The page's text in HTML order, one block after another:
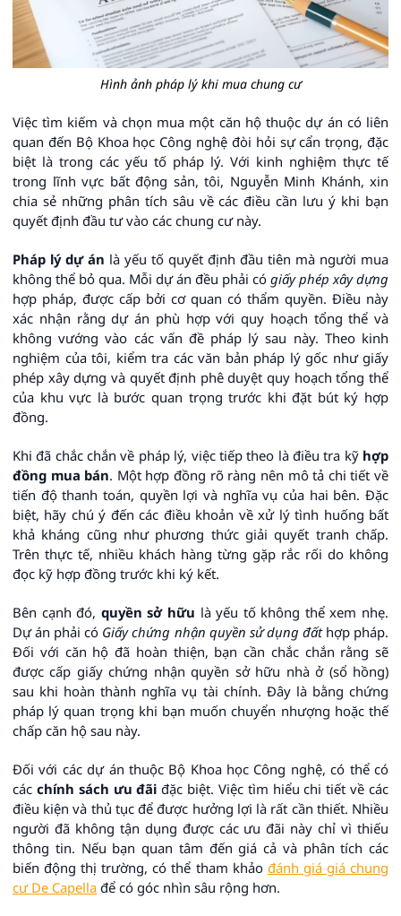
Hình ảnh pháp lý khi mua chung cư
Việc tìm kiếm và chọn mua một căn hộ thuộc dự án có liên
quan đến Bộ Khoa học Công nghệ đòi hỏi sự cẩn trọng, đặc
biệt là trong các yếu tố pháp lý. Với kinh nghiệm thực tế
trong lĩnh vực bất động sản, tôi, Nguyễn Minh Khánh, xin
chia sẻ những phân tích sâu về các điều cần lưu ý khi bạn
quyết định đầu tư vào các chung cư này.
Pháp lý dự án là yếu tố quyết định đầu tiên mà người mua
không thể bỏ qua. Mỗi dự án đều phải có giấy phép xây dựng
hợp pháp, được cấp bởi cơ quan có thẩm quyền. Điều này
xác nhận rằng dự án phù hợp với quy hoạch tổng thể và
không vướng vào các vấn đề pháp lý sau này. Theo kinh
nghiệm của tôi, kiểm tra các văn bản pháp lý gốc như giấy
phép xây dựng và quyết định phê duyệt quy hoạch tổng thể
của khu vực là bước quan trọng trước khi đặt bút ký hợp
đồng.
Khi đã chắc chắn về pháp lý, việc tiếp theo là điều tra kỹ hợp
đồng mua bán. Một hợp đồng rõ ràng nên mô tả chi tiết về
tiến độ thanh toán, quyền lợi và nghĩa vụ của hai bên. Đặc
biệt, hãy chú ý đến các điều khoản về xử lý tình huống bất
khả kháng cũng như phương thức giải quyết tranh chấp.
Trên thực tế, nhiều khách hàng từng gặp rắc rối do không
đọc kỹ hợp đồng trước khi ký kết.
Bên cạnh đó, quyền sở hữu là yếu tố không thể xem nhẹ.
Dự án phải có Giấy chứng nhận quyền sử dụng đấthợp pháp.
Đối với căn hộ đã hoàn thiện, bạn cần chắc chắn rằng sẽ
được cấp giấy chứng nhận quyền sở hữu nhà ở (sổ hồng)
sau khi hoàn thành nghĩa vụ tài chính. Đây là bằng chứng
pháp lý quan trọng khi bạn muốn chuyển nhượng hoặc thế
chấp căn hộ sau này.
Đối với các dự án thuộc Bộ Khoa học Công nghệ, có thể có
các chính sách ưu đãi đặc biệt. Việc tìm hiểu chi tiết về các
điều kiện và thủ tục để được hưởng lợi là rất cần thiết. Nhiều
người đã không tận dụng được các ưu đãi này chỉ vì thiếu
thông tin. Nếu bạn quan tâm đến giá cả và phân tích các
biến động thị trường, có thể tham khảo đánh giá giá chung
cư De Capella để có góc nhìn sâu rộng hơn.